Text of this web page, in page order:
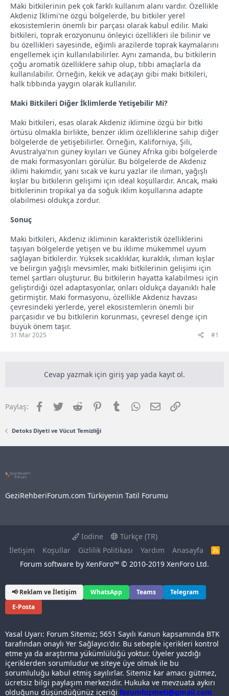
Maki bitkilerinin pek çok farklı kullanım alanı vardır. Özellikle
Akdeniz İklimi'ne özgü bölgelerde, bu bitkiler yerel
ekosistemlerin önemli bir parçası olarak kabul edilir. Maki
bitkileri, toprak erozyonunu önleyici özellikleri ile bilinir ve
bu özellikleri sayesinde, eğimli arazilerde toprak kaymalarını
engellemek için kullanılabilirler. Aynı zamanda, bu bitkilerin
çoğu aromatik özelliklere sahip olup, tıbbi amaçlarla da
kullanılabilir. Örneğin, kekik ve adaçayı gibi maki bitkileri,
halk tıbbında yaygın olarak kullanılır.
Maki Bitkileri Diğer İklimlerde Yetişebilir Mi?
Maki bitkileri, esas olarak Akdeniz iklimine özgü bir bitki
örtüsü olmakla birlikte, benzer iklim özelliklerine sahip diğer
bölgelerde de yetişebilirler. Örneğin, Kaliforniya, Şili,
Avustralya'nın güney kıyıları ve Güney Afrika gibi bölgelerde
de maki formasyonları görülür. Bu bölgelerde de Akdeniz
iklimi hakimdir, yani sıcak ve kuru yazlar ile ılıman, yağışlı
kışlar bu bitkilerin gelişimi için ideal koşullardır. Ancak, maki
bitkilerinin tropikal ya da soğuk iklim koşullarına adapte
olabilmesi oldukça zordur.
Sonuç
Maki bitkileri, Akdeniz ikliminin karakteristik özelliklerini
taşıyan bölgelerde yetişen ve bu iklime mükemmel uyum
sağlayan bitkilerdir. Yüksek sıcaklıklar, kuraklık, ılıman kışlar
ve belirgin yağışlı mevsimler, maki bitkilerinin gelişimi için
temel şartları oluşturur. Bu bitkilerin hayatta kalabilmesi için
geliştirdiği özel adaptasyonlar, onları oldukça dayanıklı hale
getirmiştir. Maki formasyonu, özellikle Akdeniz havzası
çevresindeki yerlerde, yerel ekosistemlerin önemli bir
parçasıdır ve bu bitkilerin korunması, çevresel denge için
büyük önem taşır.
31 Mar 2025 #1
Cevap yazmak için giriş yap yada kayıt ol.
Paylaş: Facebook
TwitterReddit PinterestTumblrWhatsApp
E-postaLink
Detoks Diyeti ve Vücut Temizliği
GeziRehberiForum.com Türkiyenin Tatil Forumu
Iodine
Türkçe (TR)
İletişim
Koşullar Gizlilik Politikası Yardım Anasayfa
R
Forum software by XenForo™ © 2010-2019 XenForo Ltd.
📢 Reklam ve İletişim WhatsApp Teams
Telegram
E-Posta
Yasal Uyarı: Forum Sitemiz; 5651 Sayılı Kanun kapsamında BTK
tarafından onaylı Yer Sağlayıcı'dır. Bu sebeple içerikleri kontrol
etme ya da araştırma yükümlülüğü yoktur. Üyeler yazdığı
içeriklerden sorumludur ve siteye üye olmak ile bu
sorumluluğu kabul etmiş sayılırlar. Sitemiz kar amacı gütmez,
ücretsiz bilgi paylaşım merkezidir. Hukuka ve mevzuata aykırı
olduğunu düşündüğünüz içeriği forumhizmeti@gmail.com